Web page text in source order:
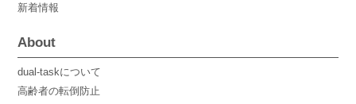
新着情報
About
dual-taskについて
高齢者の転倒防止